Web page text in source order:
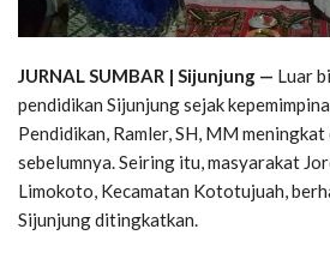
JURNAL SUMBAR | Sijunjung — Luar
pendidikan Sijunjung sejak
Pendidikan, Ramler, SH, MM
sebelumnya. Seiring itu, masyarakat
Limokoto, Kecamatan Kototujuah,
Sijunjung ditingkatkan.